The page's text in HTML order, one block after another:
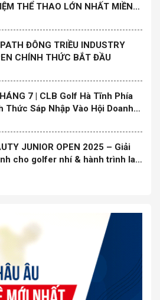
THỂ THAO LỚN NHẤT MIỀN
ĐÔNG TRIỀU INDUSTRY
CHÍNH THỨC BẮT ĐẦU
7 | CLB Golf Hà Tĩnh Phía
Thức Sáp Nhập Vào Hội Doanh
Nhiệm Kỳ Mới
JUNIOR OPEN 2025 – Giải
cho golfer nhí & hành trình lan